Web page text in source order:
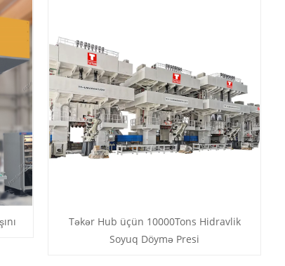
Təkər Hub üçün 10000Tons Hidravlik
Soyuq Döymə Presi